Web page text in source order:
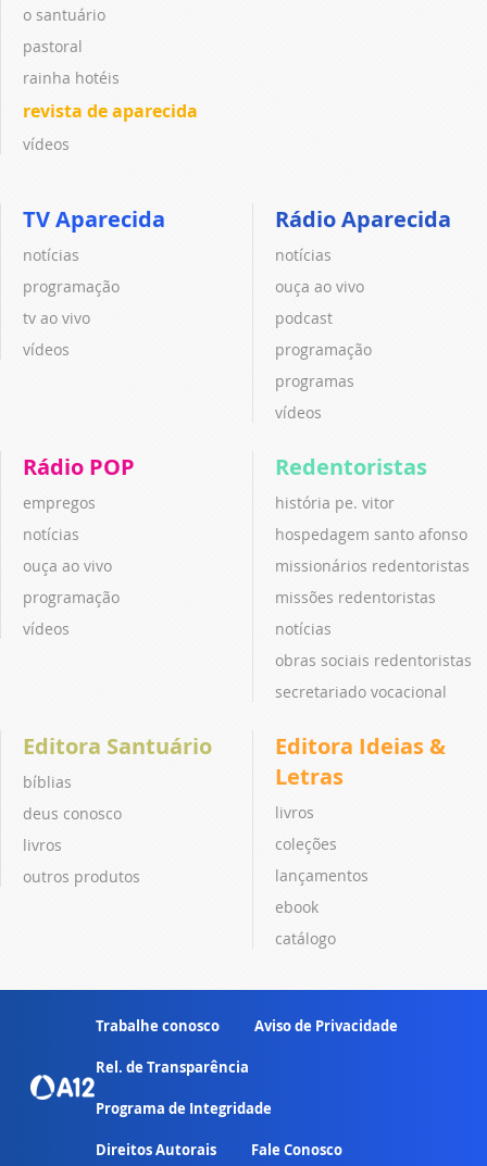
o santuário
pastoral
rainha hotéis
revista de aparecida
vídeos
TV Aparecida
notícias
programação
tv ao vivo
vídeos
Rádio Aparecida
notícias
ouça ao vivo
podcast
programação
programas
vídeos
Rádio POP
empregos
notícias
ouça ao vivo
programação
vídeos
Redentoristas
história pe. vitor
hospedagem santo afonso
missionários redentoristas
missões redentoristas
notícias
obras sociais redentoristas
secretariado vocacional
Editora Santuário
bíblias
deus conosco
livros
outros produtos
Editora Ideias &
Letras
livros
coleções
lançamentos
ebook
catálogo
Trabalhe conosco Aviso de Privacidade
Rel. de Transparência
Programa de Integridade
Direitos Autorais Fale Conosco